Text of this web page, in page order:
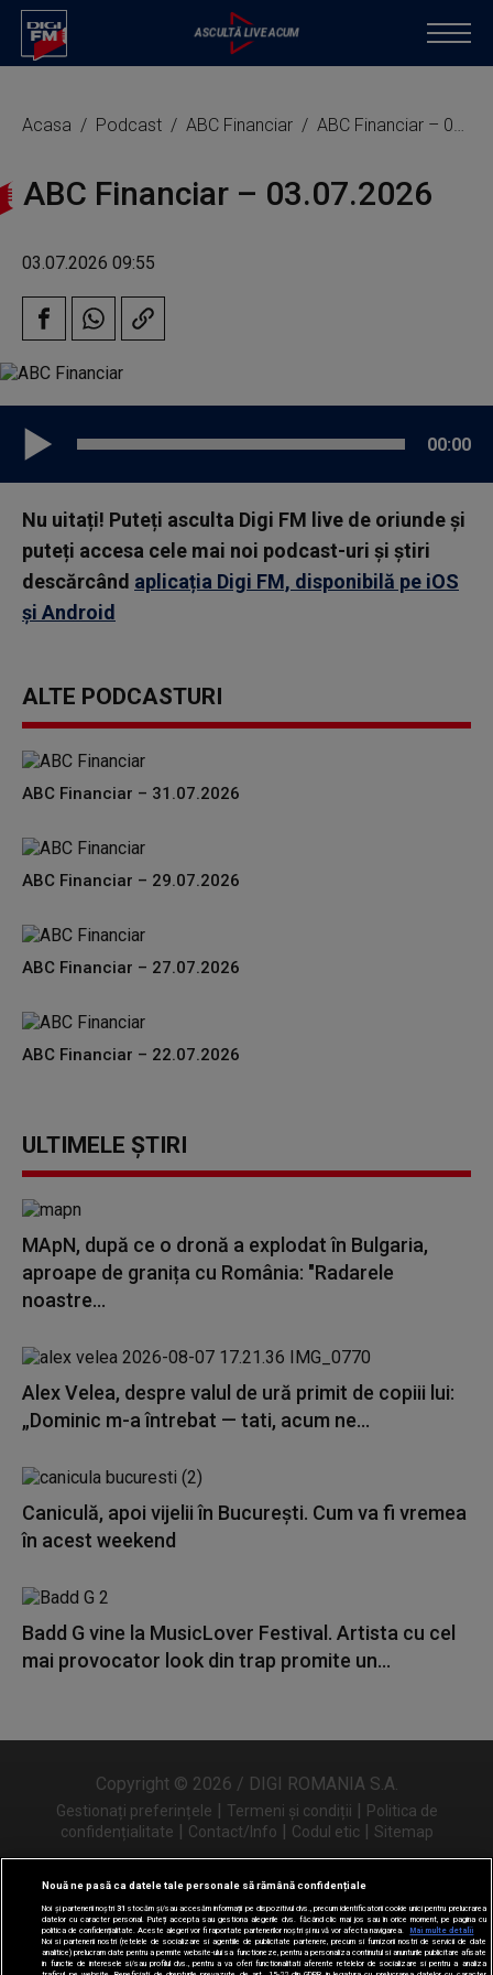
Acasa Podcast ABC Financiar ABC Financiar – 03.07.2026
ABC Financiar – 03.07.2026
03.07.2026 09:55
00:00
Nu uitați! Puteți asculta Digi FM live de oriunde și
puteți accesa cele mai noi podcast-uri și știri
descărcând aplicația Digi FM, disponibilă pe iOS
și Android
ALTE PODCASTURI
ABC Financiar – 31.07.2026
ABC Financiar – 29.07.2026
ABC Financiar – 27.07.2026
ABC Financiar – 22.07.2026
ULTIMELE ȘTIRI
MApN, după ce o dronă a explodat în Bulgaria,
aproape de granița cu România: "Radarele
noastre...
Alex Velea, despre valul de ură primit de copiii lui:
„Dominic m-a întrebat — tati, acum ne...
Caniculă, apoi vijelii în București. Cum va fi vremea
în acest weekend
Badd G vine la MusicLover Festival. Artista cu cel
mai provocator look din trap promite un...
Copyright © 2026 / DIGI ROMANIA S.A.
Gestionați preferințele | Termeni și condiții | Politica de
confidențialitate | Contact/Info | Codul etic | Sitemap
Urmărește-ne și pe
Nouă ne pasă ca datele tale personale să rămână confidențiale
Noi și partenerii noștri31 stocăm și/sau accesăm informații pe dispozitivul dvs., precum identificatorii cookie unici pentru prelucrarea
datelor cu caracter personal. Puteți accepta sau gestiona alegerile dvs. făcând clic mai jos sau în orice moment, pe pagina cu
politica de confidențialitate. Aceste alegeri vor fi raportate partenerilor noștri și nu vă vor afecta navigarea.
Mai multe detalii
Noi si partenerii nostri (retelele de socializare si agentiile de publicitate partenere, precum si furnizorii nostri de servicii de date
analitice) prelucram date pentru a permite website-ului sa functioneze, pentru a personaliza continutul si anunturile publicitare afisate
in functie de interesele si/sau profilul dvs., pentru a va oferi functionalitati aferente retelelor de socializare si pentru a analiza